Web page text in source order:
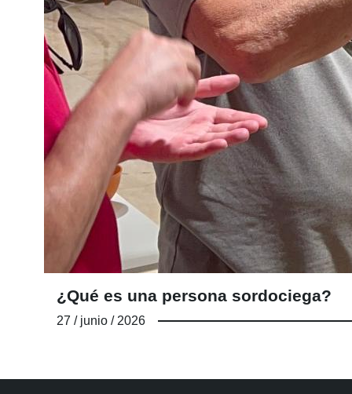
¿Qué es una persona sordociega?
27 / junio / 2026